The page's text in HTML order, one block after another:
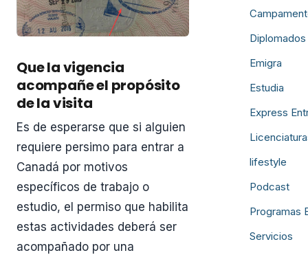
Que la vigencia
acompañe el propósito
de la visita
Es de esperarse que si alguien
requiere persimo para entrar a
Canadá por motivos
específicos de trabajo o
estudio, el permiso que habilita
estas actividades deberá ser
acompañado por una
Diplomados
Emigra
Estudia
Express
lifestyle
Podcast
Programas
Servicios